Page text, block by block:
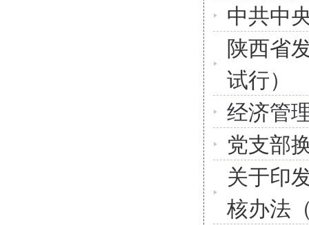
中共中
陕西省
试行）
经济管
党支部
关于印
核办法